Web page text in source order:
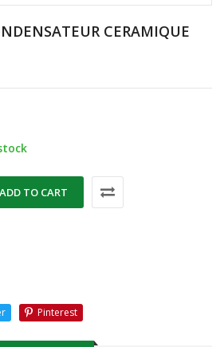
CERAMIQUE
ADD TO CART
Pinterest